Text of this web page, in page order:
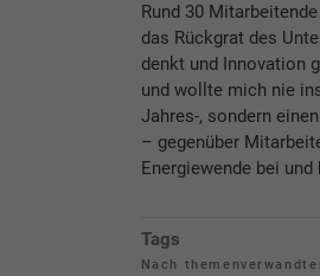
Rund 30
das Rückgrat des
denkt und Innovation
und wollte mich nie
Jahres-, sondern
– gegenüber
Energiewende bei
Tags
Nach